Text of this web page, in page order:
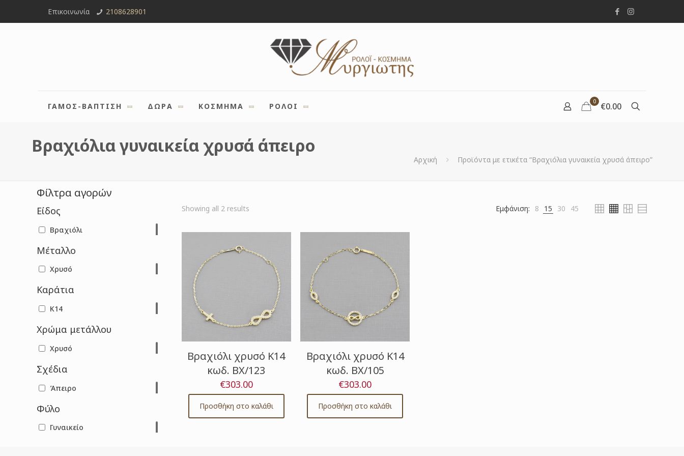
Επικοινωνία 2108628901
ΓΑΜΟΣ-ΒΑΠΤΙΣΗ ΔΩΡΑ ΚΟΣΜΗΜΑ ΡΟΛΟΙ
0 €0.00
Βραχιόλια γυναικεία χρυσά άπειρο
Αρχική Προϊόντα με ετικέτα “Βραχιόλια γυναικεία χρυσά άπειρο”
Showing all 2 resultsSorted
Εμφάνιση: 8 15 30 45
Βραχιόλι χρυσό Κ14
κωδ. ΒΧ/123
€303.00
Προσθήκη στο καλάθι
Βραχιόλι χρυσό Κ14
κωδ. ΒΧ/105
€303.00
Προσθήκη στο καλάθι
Φίλτρα αγορών
Είδος
Βραχιόλι
Μέταλλο
Χρυσό
Καράτια
Κ14
Χρώμα μετάλλου
Χρυσό
Σχέδια
Άπειρο
Φύλο
Γυναικείο